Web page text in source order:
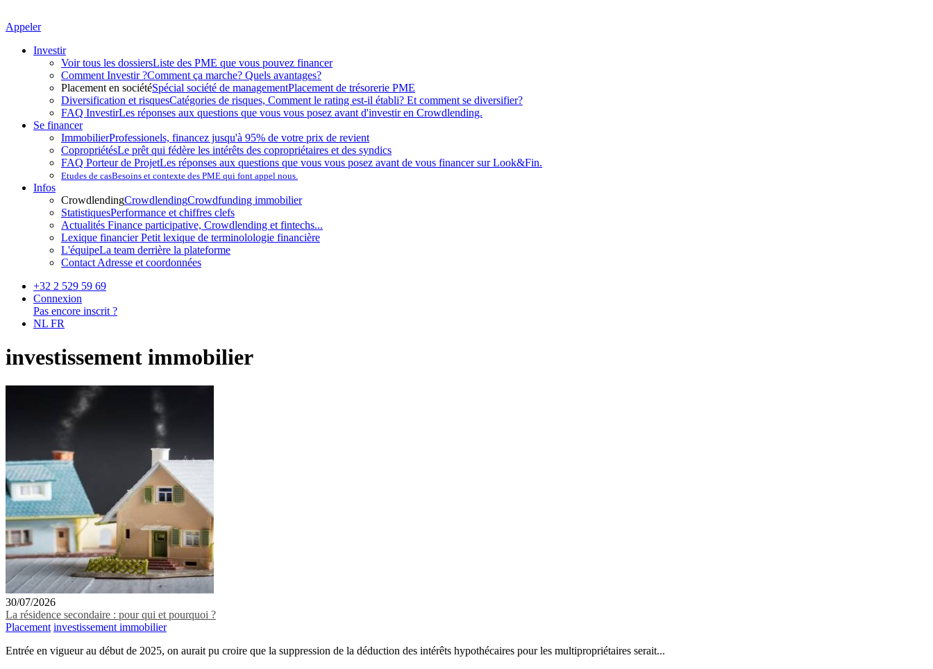
Appeler
Investir
Voir tous les dossiersListe des PME que vous pouvez financer
Comment Investir ?Comment ça marche? Quels avantages?
Placement en sociétéSpécial société de managementPlacement de trésorerie PME
Diversification et risquesCatégories de risques, Comment le rating est-il établi? Et comment se diversifier?
FAQ InvestirLes réponses aux questions que vous vous posez avant d'investir en Crowdlending.
Se financer
ImmobilierProfessionels, financez jusqu'à 95% de votre prix de revient
CopropriétésLe prêt qui fédère les intérêts des copropriétaires et des syndics
FAQ Porteur de ProjetLes réponses aux questions que vous vous posez avant de vous financer sur Look&Fin.
Etudes de casBesoins et contexte des PME qui font appel nous.
Infos
CrowdlendingCrowdlendingCrowdfunding immobilier
StatistiquesPerformance et chiffres clefs
Actualités Finance participative, Crowdlending et fintechs...
Lexique financierPetit lexique de terminolologie financière
L'équipeLa team derrière la plateforme
Contact Adresse et coordonnées
+32 2 529 59 69
Connexion
Pas encore inscrit ?
NL FR
investissement immobilier
30/07/2026
La résidence secondaire : pour qui et pourquoi ?
Placement investissement immobilier
Entrée en vigueur au début de 2025, on aurait pu croire que la suppression de la déduction des intérêts hypothécaires pour les multipropriétaires serait...